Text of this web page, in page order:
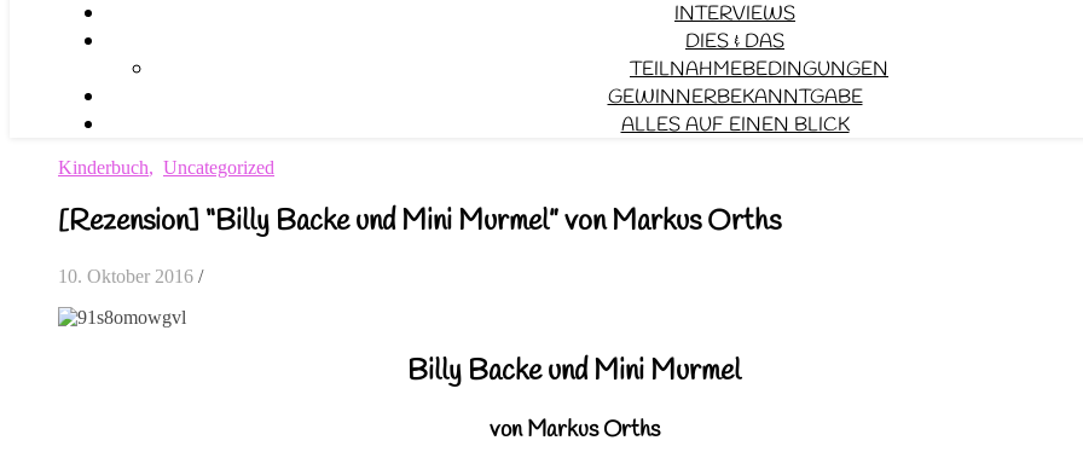
INTERVIEWS
DIES & DAS
TEILNAHMEBEDINGUNGEN
GEWINNERBEKANNTGABE
ALLES AUF EINEN BLICK
Kinderbuch, Uncategorized
[Rezension] “Billy Backe und Mini Murmel” von Markus Orths
10. Oktober 2016 /
Billy Backe und Mini Murmel
von Markus Orths